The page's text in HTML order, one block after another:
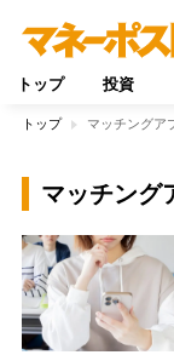
トップ 投資
トップ マッチングア
マッチング